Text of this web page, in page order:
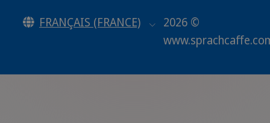
FRANÇAIS (FRANCE)
2026 ©